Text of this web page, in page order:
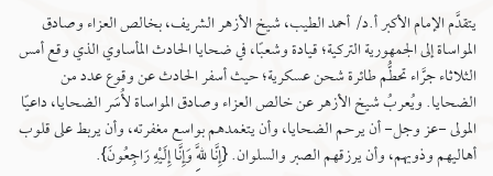
يتقدَّم الإمام الأكبر أ.د/ أحمد الطيب، شيخ الأزهر الشريف، بخالص العزاء وصادق
المواساة إلى الجمهورية التركية؛ قيادة وشعبًا، في ضحايا الحادث المأساوي الذي وقع أمس
الثلاثاء جرَّاء تحطُّم طائرة شحن عسكرية؛ حيث أسفر الحادث عن وقوع عدد من
الضحايا. ويُعربُ شيخ الأزهر عن خالص العزاء وصادق المواساة لأُسَر الضحايا، داعيًا
المولى -عز وجل- أن يرحم الضحايا، وأن يتغمدهم بواسع مغفرته، وأن يربط على قلوب
أهاليهم وذويهم، وأن يرزقهم الصبر والسلوان. {إِنَّا لِلَّهِ وَإِنَّا إِلَيْهِ رَاجِعُونَ}.